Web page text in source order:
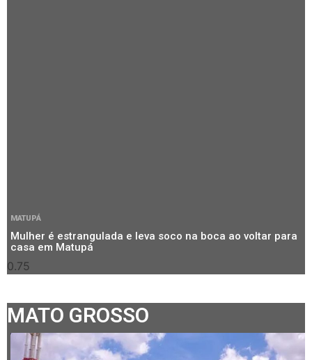
MATUPÁ
Mulher é estrangulada e leva soco na boca ao voltar para
casa em Matupá
MATO GROSSO